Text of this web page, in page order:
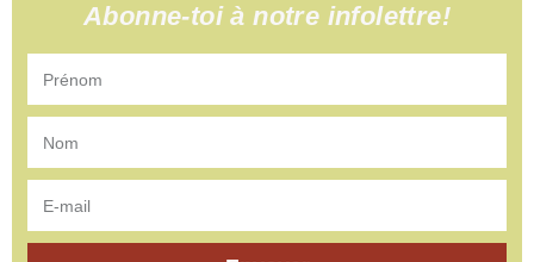
Abonne-toi à notre infolettre!